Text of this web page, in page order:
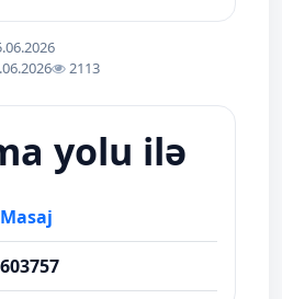
2113
yolu ilə
Masaj
603757